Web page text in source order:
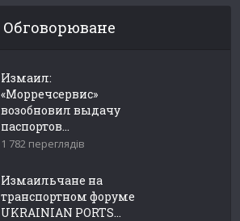
Обговорюване
Измаил:
«Морречсервис»
возобновил выдачу
паспортов...
1 782 переглядів
Измаильчане на
транспортном форуме
UKRAINIAN PORTS...